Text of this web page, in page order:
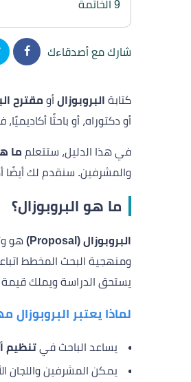
9 الخاتمة
شارك مع أصدقاءك
كتابة البروبوزال أو مقترح
أو دكتوراه، أو باحثًا
في هذا الدليل، ستتعلم ما
والمشرفين. سنقدم لك أيضًا
ما هو البروبوزال؟
البروبوزال (Proposal) هو
ومنهجية البحث المخطط
يستحق الدراسة ويملك
لماذا يعتبر البروبوزال
يساعد الباحث في تنظيم
يمكن المشرفين واللجان